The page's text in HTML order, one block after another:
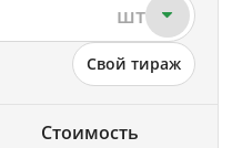
шт
Свой тираж
Стоимость